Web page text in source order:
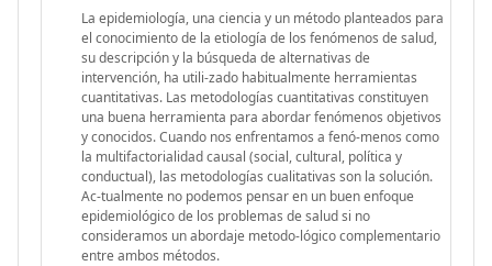
La epidemiología, una ciencia y un método planteados para
el conocimiento de la etiología de los fenómenos de salud,
su descripción y la búsqueda de alternativas de
intervención, ha utili-zado habitualmente herramientas
cuantitativas. Las metodologías cuantitativas constituyen
una buena herramienta para abordar fenómenos objetivos
y conocidos. Cuando nos enfrentamos a fenó-menos como
la multifactorialidad causal (social, cultural, política y
conductual), las metodologías cualitativas son la solución.
Ac-tualmente no podemos pensar en un buen enfoque
epidemiológico de los problemas de salud si no
consideramos un abordaje metodo-lógico complementario
entre ambos métodos.